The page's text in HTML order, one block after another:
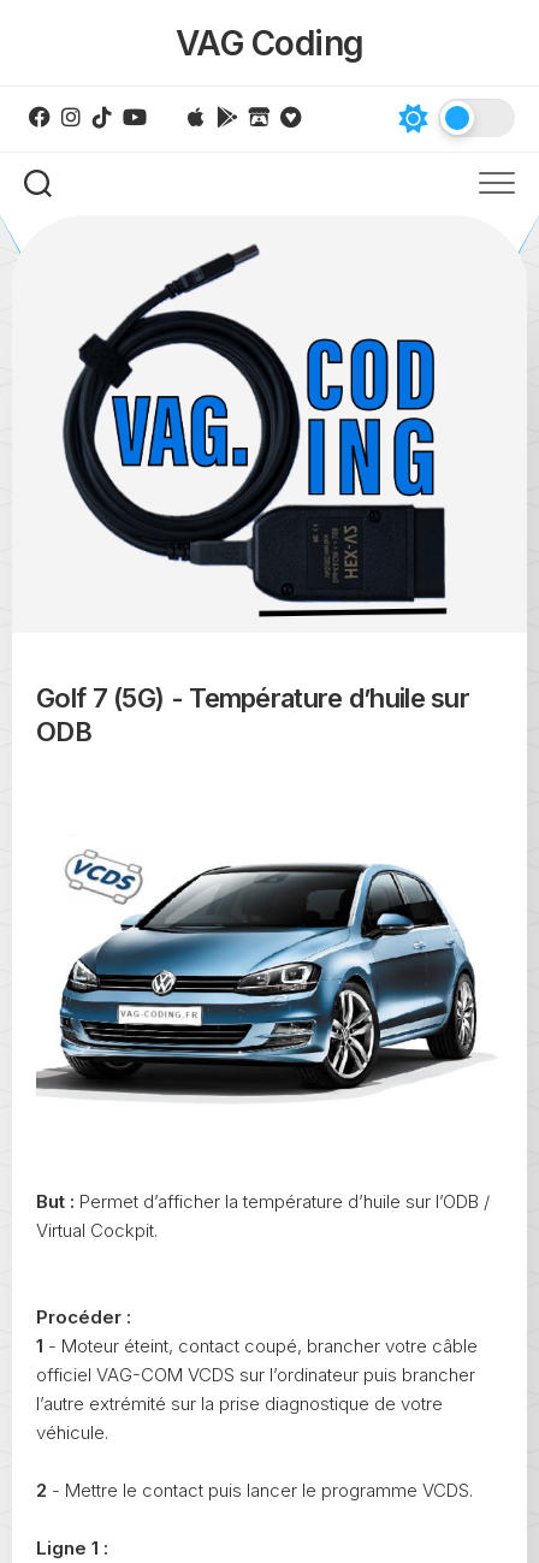
VAG Coding
Golf 7 (5G) - Température d’huile sur
ODB
But : Permet d’afficher la température d’huile sur l’ODB /
Virtual Cockpit.
Procéder :
1 - Moteur éteint, contact coupé, brancher votre câble
officiel VAG-COM VCDS sur l’ordinateur puis brancher
l’autre extrémité sur la prise diagnostique de votre
véhicule.
2 - Mettre le contact puis lancer le programme VCDS.
Ligne 1 :